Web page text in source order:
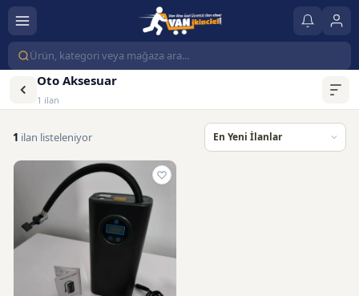
Oto Aksesuar
1 ilan
1 ilan listeleniyor